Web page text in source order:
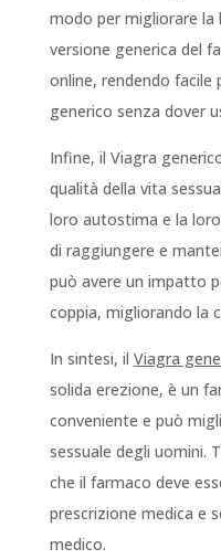
modo per migliorare la
versione generica del
online, rendendo facile
generico senza dover
Infine, il Viagra
qualità della vita
loro autostima e la
di raggiungere e
può avere un impatto
coppia, migliorando la
In sintesi, il Viagra
solida erezione, è un
conveniente e può
sessuale degli uomini.
che il farmaco deve
prescrizione medica e
medico.